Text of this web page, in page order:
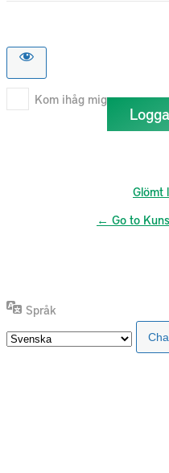
Kom ihåg mig
Glömt
← Go to
Språk